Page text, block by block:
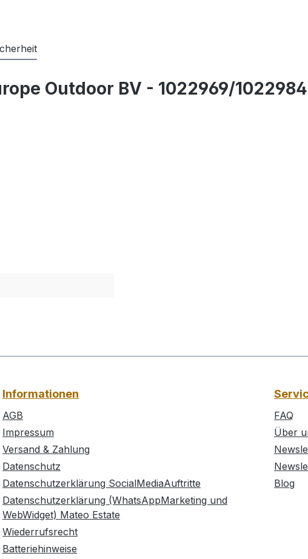
Outdoor BV - 1022969/
Informationen
AGB
Impressum
Versand & Zahlung
Datenschutz
Datenschutzerklärung SocialMediaAuftritte
Datenschutzerklärung (WhatsAppMarketing und
WebWidget) Mateo Estate
Wiederrufsrecht
Batteriehinweise
FAQ
Über
Blog